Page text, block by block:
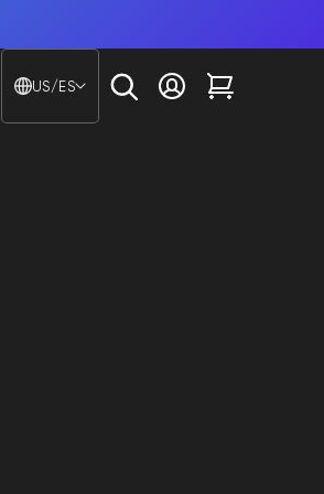
País/región - Idioma
US/ES
Iniciar sesión
Carrito